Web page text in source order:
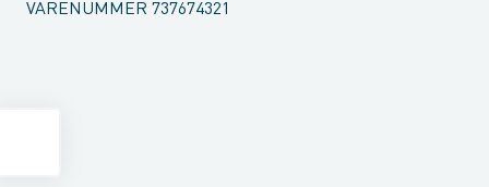
VARENUMMER 737674321